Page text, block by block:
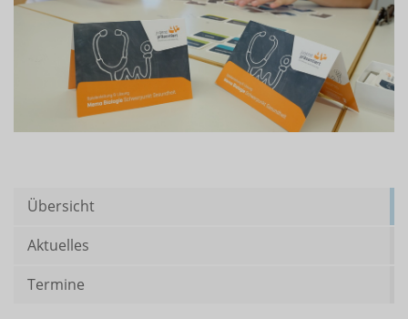
Übersicht
Aktuelles
Termine